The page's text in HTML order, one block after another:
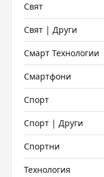
Свят
Свят | Други
Смарт Технологии
Смартфони
Спорт
Спорт | Други
Спортни
Технология